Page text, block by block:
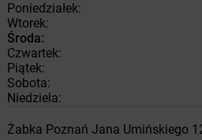
Poniedziałek:
Wtorek:
Środa:
Czwartek:
Piątek:
Sobota:
Niedziela:
Żabka Poznań Jana Umińskiego